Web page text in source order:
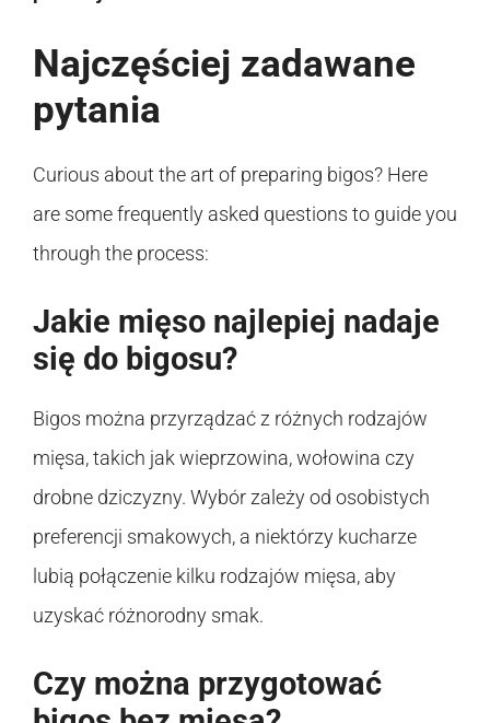
Najczęściej zadawane
pytania
Curious about the art of preparing bigos? Here
are some frequently asked questions to guide you
through the process:
Jakie mięso najlepiej nadaje
się do bigosu?
Bigos można przyrządzać z różnych rodzajów
mięsa, takich jak wieprzowina, wołowina czy
drobne dziczyzny. Wybór zależy od osobistych
preferencji smakowych, a niektórzy kucharze
lubią połączenie kilku rodzajów mięsa, aby
uzyskać różnorodny smak.
Czy można przygotować